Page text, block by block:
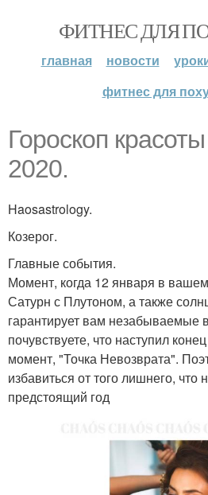
ФИТНЕС ДЛЯ
главная новости
фитнес для
Гороскоп
2020.
Haosastrology.
Козерог.
Главные события.
Момент, когда 12 января в
Сатурн с Плутоном, а также
гарантирует вам незабываемые
почувствуете, что наступил
момент, "Точка Невозврата".
избавиться от того лишнего, что
предстоящий год